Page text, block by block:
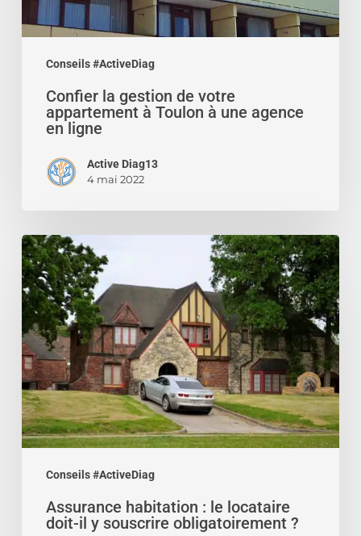
Conseils #ActiveDiag
Toulon
à
ligne
Confier la gestion de votre
appartement à Toulon à une agence
en ligne
Active Diag13
4 mai 2022
Conseils #ActiveDiag
Assurance
habitation
:
le
locataire
doit-
il
y
souscrire
obligatoirement
Assurance habitation : le locataire
doit-il y souscrire obligatoirement ?